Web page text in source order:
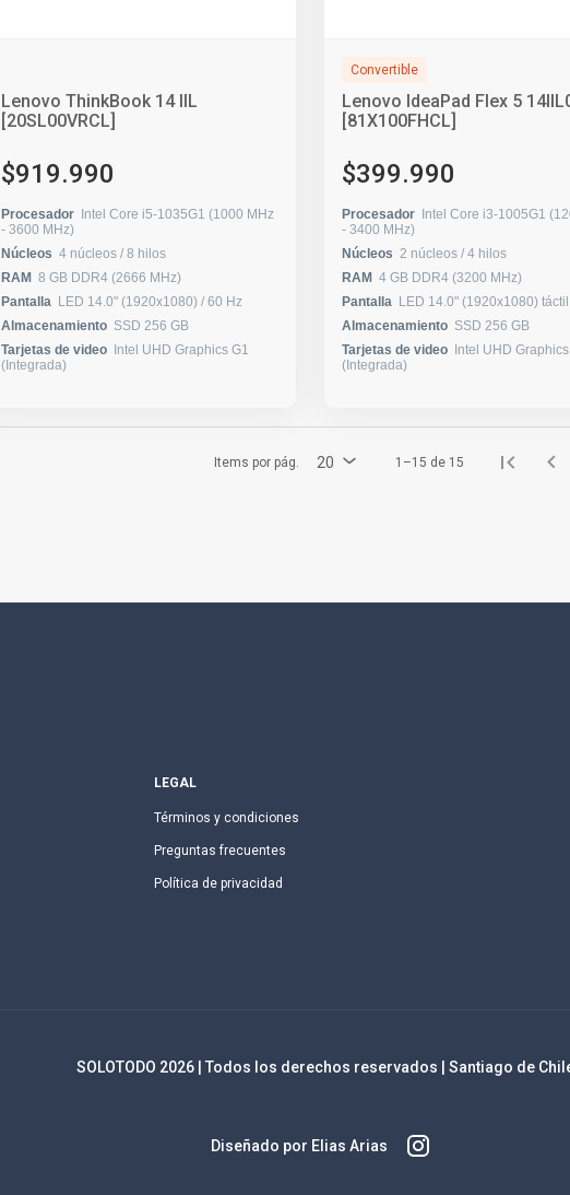
Lenovo ThinkBook 14 IIL
[20SL00VRCL]
$919.990
Procesador
Intel Core i5-1035G1 (1000 MHz
- 3600 MHz)
Núcleos
4 núcleos / 8 hilos
RAM 8 GB DDR4 (2666 MHz)
Pantalla
LED 14.0" (1920x1080) / 60 Hz
Almacenamiento SSD 256 GB
Tarjetas de video
Intel UHD Graphics G1
(Integrada)
Convertible
Lenovo IdeaPad Flex 5
[81X100FHCL]
$399.990
Procesador
Intel Core i3-1005G1
- 3400 MHz)
Núcleos
2 núcleos / 4 hilos
RAM 4 GB DDR4 (3200 MHz)
Pantalla
LED 14.0"
Almacenamiento SSD 256 GB
Tarjetas de video
Intel UHD
(Integrada)
Items por pág. 20 1–15 de 15
LEGAL
Términos y condiciones
Preguntas frecuentes
Política de privacidad
SOLOTODO 2026 | Todos los derechos reservados | Santiago de
Diseñado por Elias Arias